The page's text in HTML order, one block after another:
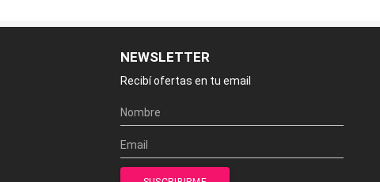
NEWSLETTER
Recibí ofertas en tu email